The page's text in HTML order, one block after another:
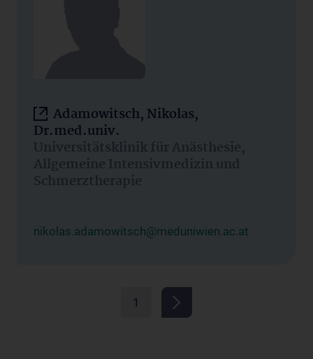
Adamowitsch, Nikolas,
Dr.med.univ.
Universitätsklinik für Anästhesie,
Allgemeine Intensivmedizin und
Schmerztherapie
nikolas.adamowitsch@meduniwien.ac.at
1